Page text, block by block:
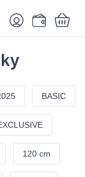
BASIC
120 cm